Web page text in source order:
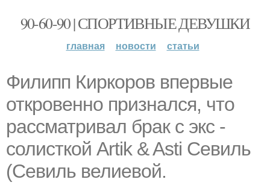
90-60-90 | СПОРТИВНЫЕ ДЕВУШКИ
главная новости статьи
Филипп Киркоров впервые
откровенно признался, что
рассматривал брак с экс -
солисткой Artik & Asti Севиль
(Севиль велиевой.